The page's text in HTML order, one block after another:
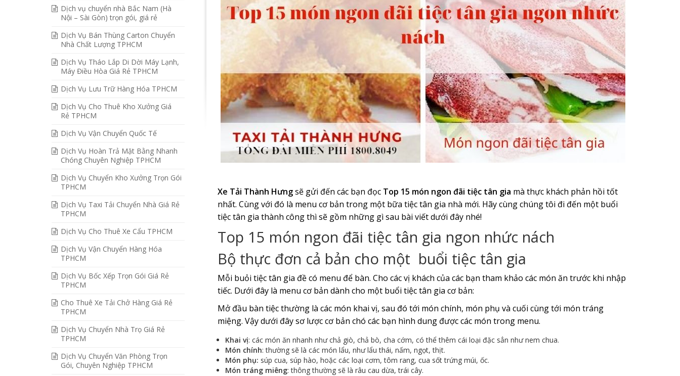
Dịch vụ chuyển nhà Bắc Nam (Hà
Nội – Sài Gòn) trọn gói, giá rẻ
Dịch Vụ Bán Thùng Carton Chuyển
Nhà Chất Lượng TPHCM
Dịch Vụ Tháo Lắp Di Dời Máy Lạnh,
Máy Điều Hòa Giá Rẻ TPHCM
Dịch Vụ Lưu Trữ Hàng Hóa TPHCM
Dịch Vụ Cho Thuê Kho Xưởng Giá
Rẻ TPHCM
Dịch Vụ Vận Chuyển Quốc Tế
Dịch Vụ Hoàn Trả Mặt Bằng Nhanh
Chóng Chuyên Nghiệp TPHCM
Dịch Vụ Chuyển Kho Xưởng Trọn Gói
TPHCM
Dịch Vụ Taxi Tải Chuyển Nhà Giá Rẻ
TPHCM
Dịch Vụ Cho Thuê Xe Cẩu TPHCM
Dịch Vụ Vận Chuyển Hàng Hóa
TPHCM
Dịch Vụ Bốc Xếp Trọn Gói Giá Rẻ
TPHCM
Cho Thuê Xe Tải Chở Hàng Giá Rẻ
TPHCM
Dịch Vụ Chuyển Nhà Trọ Giá Rẻ
TPHCM
Dịch Vụ Chuyển Văn Phòng Trọn
Gói, Chuyên Nghiệp TPHCM
Xe Tải Thành Hưngsẽ gửi đến các bạn đọc Top 15 món ngon đãi tiệc tân gia mà thực khách phản hồi tốt
nhất. Cùng với đó là menu cơ bản trong một bữa tiệc tân gia nhà mới. Hãy cùng chúng tôi đi đến một buổi
tiệc tân gia thành công thì sẽ gồm những gì sau bài viết dưới đây nhé!
Top 15 món ngon đãi tiệc tân gia ngon nhức nách
Bộ thực đơn cả bản cho một buổi tiệc tân gia
Mỗi buỏi tiệc tân gia đề có menu để bàn. Cho các vị khách của các bạn tham khảo các món ăn trước khi nhập
tiếc. Dưới đây là menu cơ bản dành cho một buổi tiệc tân gia cơ bản:
Mở đầu bàn tiệc thường là các món khai vị, sau đó tới món chính, món phụ và cuối cùng tới món tráng
miệng. Vậy dưới đây sơ lược cơ bản chó các bạn hình dung được các món trong menu.
Khai vị: các món ăn nhanh như chả giò, chả bò, cha cớm, có thể thêm cái loại đặc sẳn như nem chua.
Món chính: thường sẽ là các món lẩu, như lẩu thái, nấm, ngọt, thịt.
Món phụ: súp cua, súp hào, hoặc các loại cơm, tôm rang, cua sốt trứng múi, ốc.
Món tráng miêng: thông thường sẽ là râu cau dừa, trái cây.